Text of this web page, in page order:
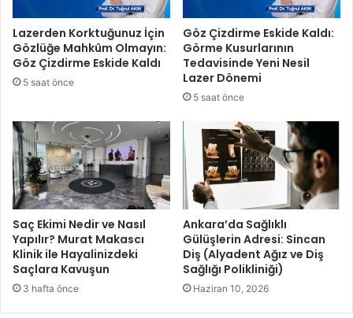
g
e
s
n
e
l
a
ü
a
d
e
l
e
s
ü
r
ü
y
o
Lazerden Korktuğunuz İçin
Gözlüğe Mahkûm Olmayın:
Göz Çizdirme Eskide Kaldı
5 saat önce
Göz Çizdirme Eskide Kaldı:
Görme Kusurlarının
Tedavisinde Yeni Nesil
Lazer Dönemi
5 saat önce
Saç Ekimi Nedir ve Nasıl
Yapılır? Murat Makascı
Klinik ile Hayalinizdeki
Saçlara Kavuşun
3 hafta önce
Ankara’da Sağlıklı
Gülüşlerin Adresi: Sincan
Diş (Alyadent Ağız ve Diş
Sağlığı Polikliniği)
Haziran 10, 2026